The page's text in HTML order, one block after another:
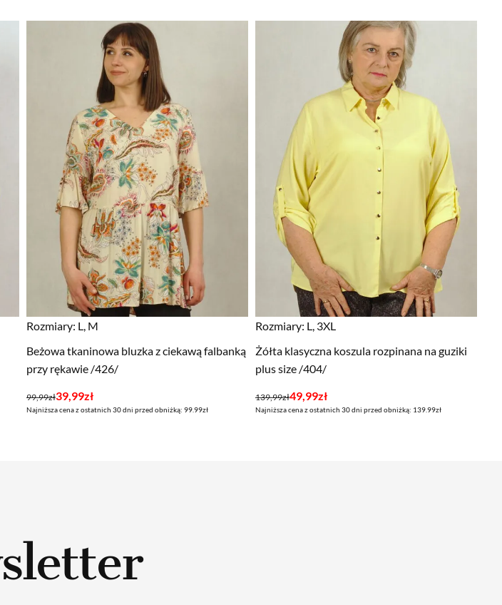
Rozmiary: L, M
Beżowa tkaninowa bluzka z ciekawą falbanką
przy rękawie /426/
99,99zł
Pierwotna
cena
39,99zł
Aktualna
cena
Najniższa cena z ostatnich 30 dni przed obniżką: 99.99zł
Rozmiary: L, 3XL
Żółta klasyczna koszula rozpinana na guziki
plus size /404/
139,99zł
Pierwotna
cena
49,99zł
Aktualna
cena
Najniższa cena z ostatnich 30 dni przed obniżką: 139.99zł